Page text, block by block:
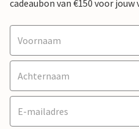
cadeaubon van €150 voor